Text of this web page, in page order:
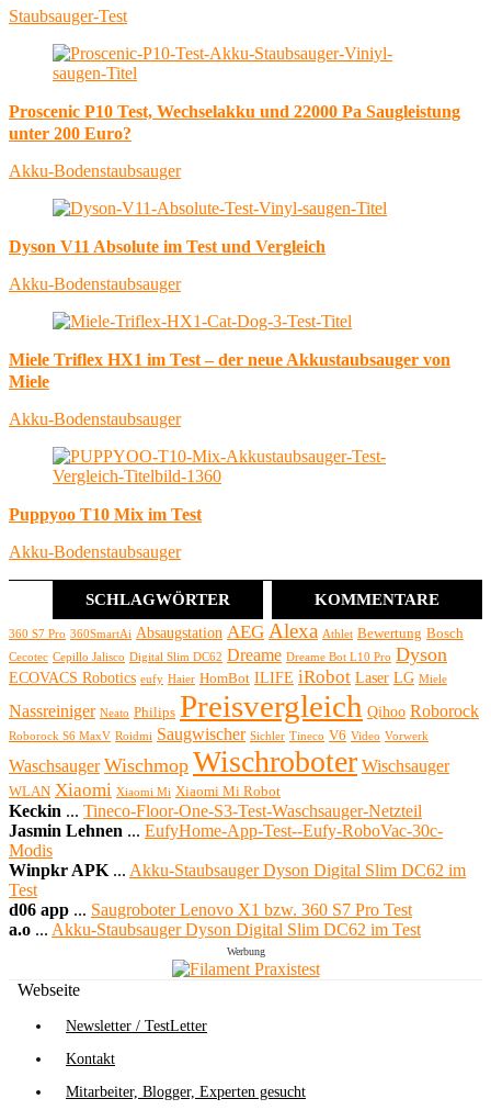
Staubsauger-Test
Proscenic P10 Test, Wechselakku und 22000 Pa Saugleistung
unter 200 Euro?
Akku-Bodenstaubsauger
Dyson V11 Absolute im Test und Vergleich
Akku-Bodenstaubsauger
Miele Triflex HX1 im Test – der neue Akkustaubsauger von
Miele
Akku-Bodenstaubsauger
Puppyoo T10 Mix im Test
Akku-Bodenstaubsauger
SCHLAGWÖRTER KOMMENTARE
360 S7 Pro 360SmartAi Absaugstation AEG Alexa Athlet Bewertung Bosch
Cecotec Cepillo Jalisco Digital Slim DC62 Dreame Dreame Bot L10 Pro Dyson
ECOVACS Robotics eufy Haier HomBot ILIFE iRobot Laser LG Miele
Nassreiniger Neato Philips Preisvergleich Qihoo Roborock
Roborock S6 MaxV Roidmi Saugwischer Sichler Tineco V6 Video Vorwerk
Waschsauger Wischmop Wischroboter Wischsauger
WLAN Xiaomi Xiaomi Mi Xiaomi Mi Robot
Keckin ... Tineco-Floor-One-S3-Test-Waschsauger-Netzteil
Jasmin Lehnen ... EufyHome-App-Test--Eufy-RoboVac-30c-
Modis
Winpkr APK ... Akku-Staubsauger Dyson Digital Slim DC62 im
Test
d06 app ... Saugroboter Lenovo X1 bzw. 360 S7 Pro Test
a.o ... Akku-Staubsauger Dyson Digital Slim DC62 im Test
Werbung
Webseite
Newsletter / TestLetter
Kontakt
Mitarbeiter, Blogger, Experten gesucht